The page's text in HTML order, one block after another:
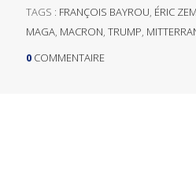
TAGS : FRANÇOIS BAYROU, ÉRIC
MAGA, MACRON, TRUMP,
0 COMMENTAIRE